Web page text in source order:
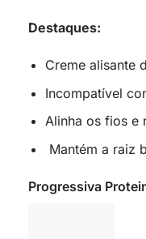
Destaques:
Creme alisante
Incompatível
Alinha os fios e
Mantém a raiz
Progressiva